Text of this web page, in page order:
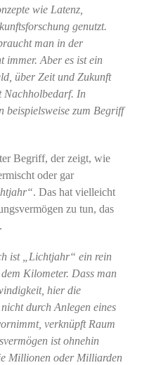
wie Latenz,
genutzt.
man in der
immer. Aber es ist ein
über Zeit und Zukunft
Nachholbedarf. In
beispielsweise zum Begriff
Begriff, der zeigt, wie
oder gar
. Das hat vielleicht
zu tun, das
ist „Lichtjahr“ ein rein
Kilometer. Dass man
hier die
durch Anlegen eines
verknüpft Raum
ist ohnehin
Millionen oder Milliarden